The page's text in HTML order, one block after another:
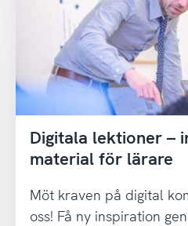
Digitala lektioner –
material för lärare
Möt kraven på digital
oss! Få ny inspiration